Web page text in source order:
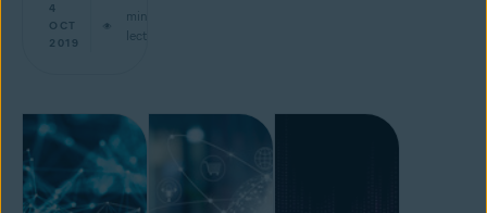
4
OCT
2019
min de
lectura